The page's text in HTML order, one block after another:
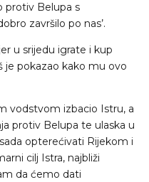
protiv Belupa s
završilo po nas’.
u srijedu igrate i kup
je pokazao kako mu ovo
vodstvom izbacio Istru, a
protiv Belupa te ulaska u
opterećivati Rijekom i
cilj Istra, najbliži
da ćemo dati